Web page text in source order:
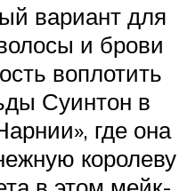
вариант для
и брови
воплотить
Суинтон в
где она
королеву